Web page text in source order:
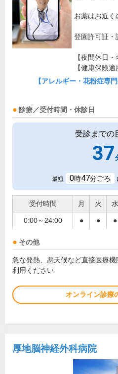
お薬はお近く
登園許可証・
【夜間休日・
【健康保険適
【アレルギー・花粉症専
診療／受付時間・休診日
受診までの
37
最短 0時47分ごろ
受付時間 月 火 水
0:00～24:00 ● ● ●
その他
急な発熱、悪天候など直接医療
利用ください
オンライン診療
厚地脳神経外科病院